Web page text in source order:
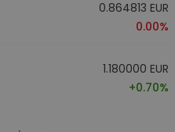
0.864813 EUR
0.00%
1.180000 EUR
+0.70%